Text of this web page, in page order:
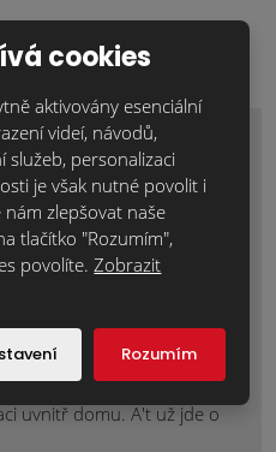
domov
pro plánování nových
uvnitř domu. A't už jde o
cookies
aktivovány esenciální
videí, návodů,
personalizaci
je však nutné povolit i
zlepšovat naše
tlačítko "Rozumím",
povolíte. Zobrazit
Rozumím